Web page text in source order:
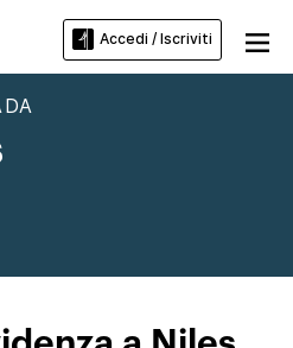
Accedi / Iscriviti